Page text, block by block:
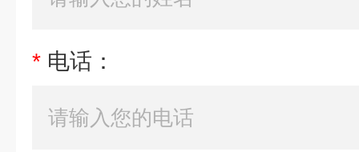
* 电话：